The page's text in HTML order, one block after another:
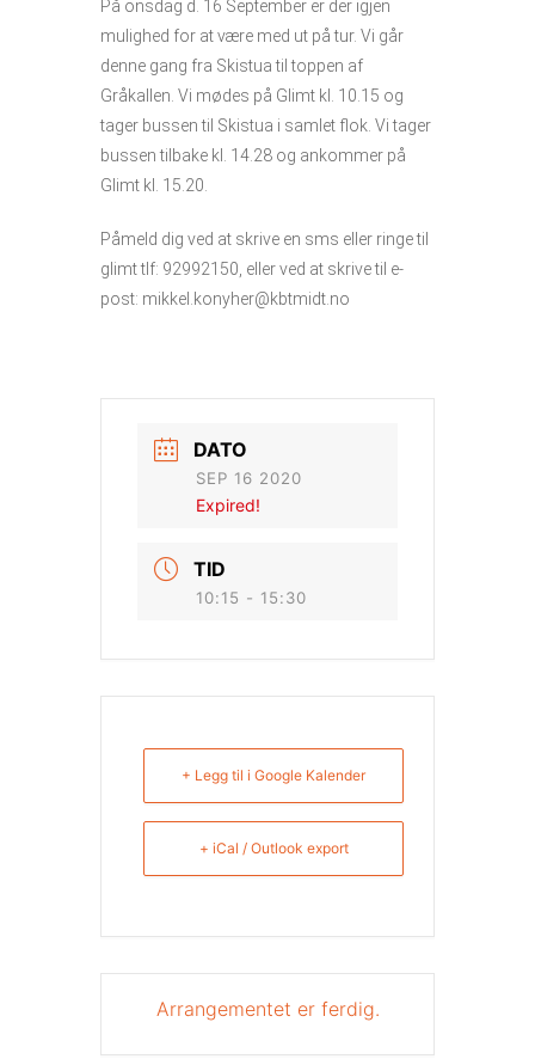
På onsdag d. 16 September er der igjen
mulighed for at være med ut på tur. Vi går
denne gang fra Skistua til toppen af
Gråkallen. Vi mødes på Glimt kl. 10.15 og
tager bussen til Skistua i samlet flok. Vi tager
bussen tilbake kl. 14.28 og ankommer på
Glimt kl. 15.20.
Påmeld dig ved at skrive en sms eller ringe til
glimt tlf: 92992150, eller ved at skrive til e-
post: mikkel.konyher@kbtmidt.no
DATO
SEP 16 2020
Expired!
TID
10:15 - 15:30
+ Legg til i Google Kalender
+ iCal / Outlook export
Arrangementet er ferdig.